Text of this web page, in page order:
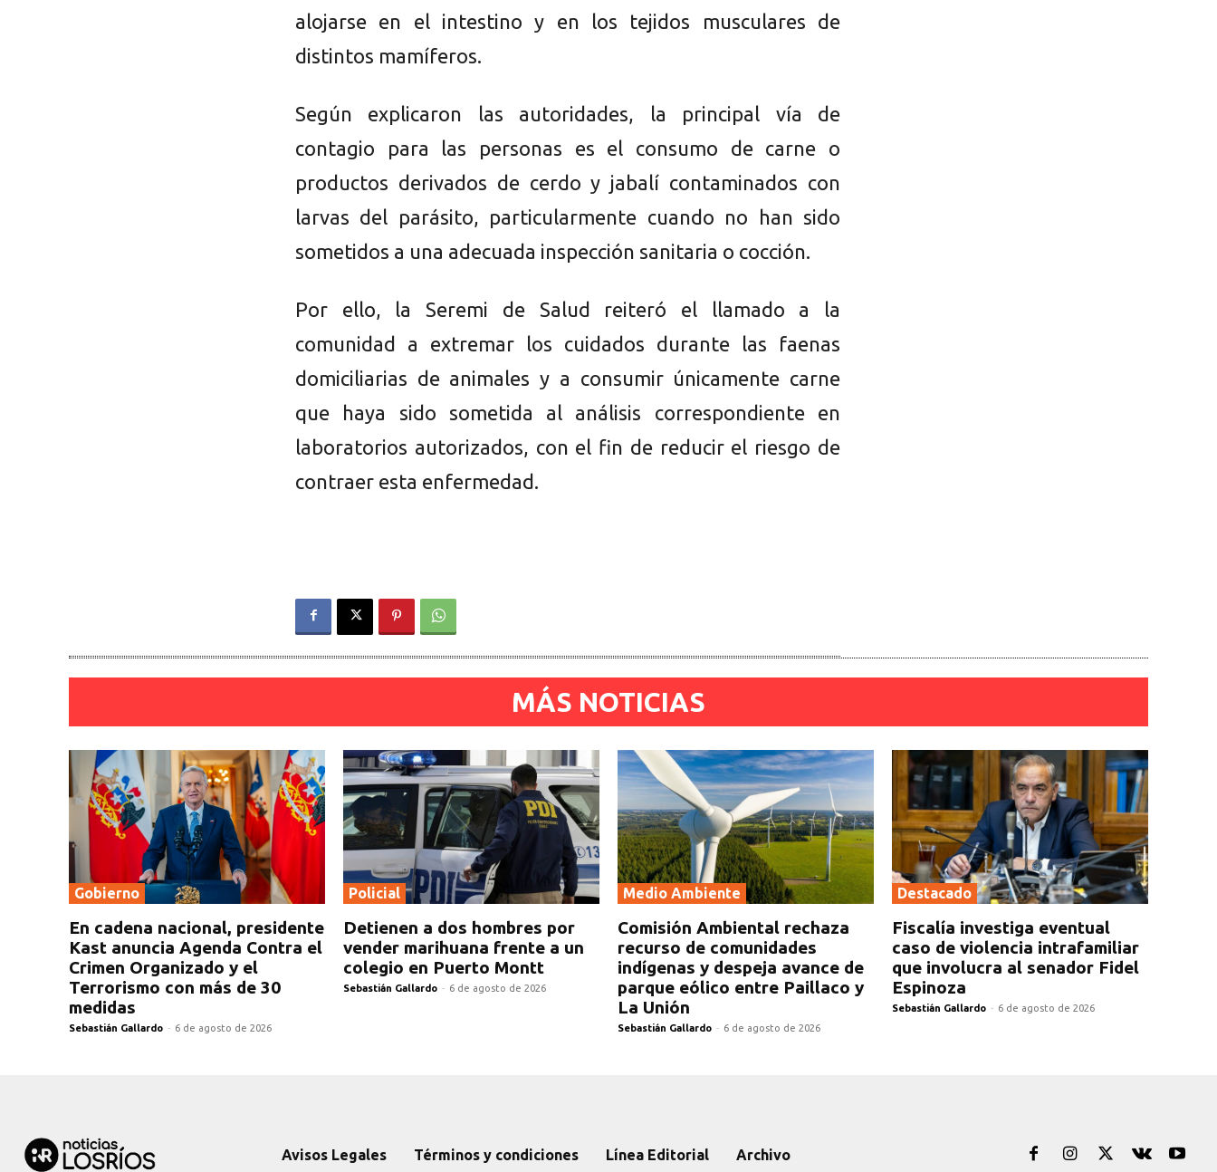
alojarse en el intestino y en los tejidos musculares de
distintos mamíferos.
Según explicaron las autoridades, la principal vía de
contagio para las personas es el consumo de carne o
productos derivados de cerdo y jabalí contaminados con
larvas del parásito, particularmente cuando no han sido
sometidos a una adecuada inspección sanitaria o cocción.
Por ello, la Seremi de Salud reiteró el llamado a la
comunidad a extremar los cuidados durante las faenas
domiciliarias de animales y a consumir únicamente carne
que haya sido sometida al análisis correspondiente en
laboratorios autorizados, con el fin de reducir el riesgo de
contraer esta enfermedad.
MÁS NOTICIAS
Gobierno
En cadena nacional, presidente
Kast anuncia Agenda Contra el
Crimen Organizado y el
Terrorismo con más de 30
medidas
Sebastián Gallardo - 6 de agosto de 2026
Policial
Detienen a dos hombres por
vender marihuana frente a un
colegio en Puerto Montt
Sebastián Gallardo - 6 de agosto de 2026
Medio Ambiente
Comisión Ambiental rechaza
recurso de comunidades
indígenas y despeja avance de
parque eólico entre Paillaco y
La Unión
Sebastián Gallardo - 6 de agosto de 2026
Destacado
Fiscalía investiga eventual
caso de violencia intrafamiliar
que involucra al senador Fidel
Espinoza
Sebastián Gallardo - 6 de agosto de 2026
Avisos Legales Términos y condiciones Línea Editorial Archivo